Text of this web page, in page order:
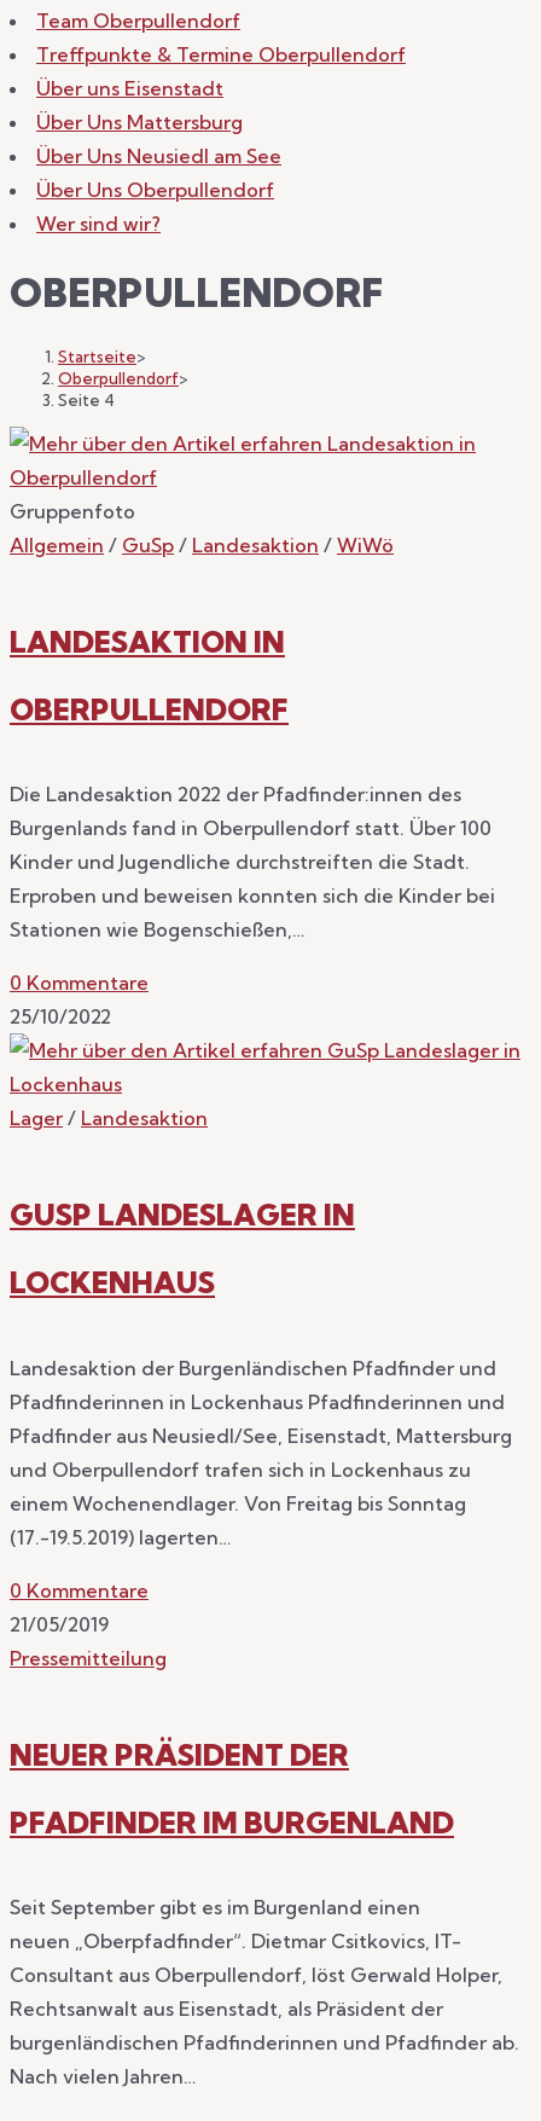
Team Oberpullendorf
Treffpunkte & Termine Oberpullendorf
Über uns Eisenstadt
Über Uns Mattersburg
Über Uns Neusiedl am See
Über Uns Oberpullendorf
Wer sind wir?
OBERPULLENDORF
Startseite>
Oberpullendorf>
Seite 4
Gruppenfoto
Allgemein / GuSp / Landesaktion / WiWö
LANDESAKTION IN
OBERPULLENDORF
Die Landesaktion 2022 der Pfadfinder:innen des
Burgenlands fand in Oberpullendorf statt. Über 100
Kinder und Jugendliche durchstreiften die Stadt.
Erproben und beweisen konnten sich die Kinder bei
Stationen wie Bogenschießen,…
0 Kommentare
25/10/2022
Lager/ Landesaktion
GUSP LANDESLAGER IN
LOCKENHAUS
Landesaktion der Burgenländischen Pfadfinder und
Pfadfinderinnen in Lockenhaus Pfadfinderinnen und
Pfadfinder aus Neusiedl/See, Eisenstadt, Mattersburg
und Oberpullendorf trafen sich in Lockenhaus zu
einem Wochenendlager. Von Freitag bis Sonntag
(17.-19.5.2019) lagerten…
0 Kommentare
21/05/2019
Pressemitteilung
NEUER PRÄSIDENT DER
PFADFINDER IM BURGENLAND
Seit September gibt es im Burgenland einen
neuen „Oberpfadfinder“. Dietmar Csitkovics, IT-
Consultant aus Oberpullendorf, löst Gerwald Holper,
Rechtsanwalt aus Eisenstadt, als Präsident der
burgenländischen Pfadfinderinnen und Pfadfinder ab.
Nach vielen Jahren…